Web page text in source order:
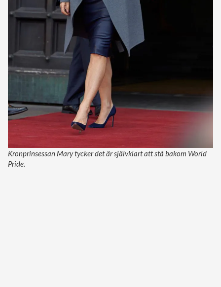
Kronprinsessan Mary tycker det är självklart att stå bakom World
Pride.